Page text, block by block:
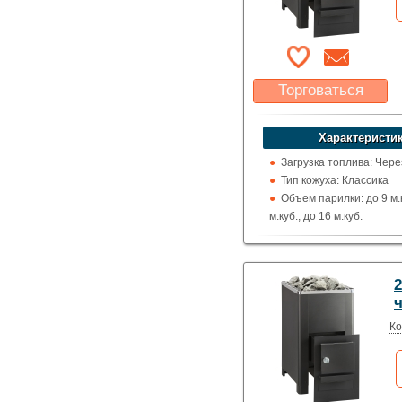
Торговаться
Какая цена Вас
устроит?
Указать цену
Загрузка топлива:
Тип кожуха: Классика
Объем парилки: до 9
м.куб., до 16 м.куб.
Дверца: Глухая
сталь
Использование: Для
Производитель: Helo